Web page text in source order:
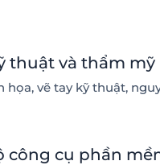
thuật và thẩm mỹ
họa, vẽ tay kỹ thuật,
công cụ phần